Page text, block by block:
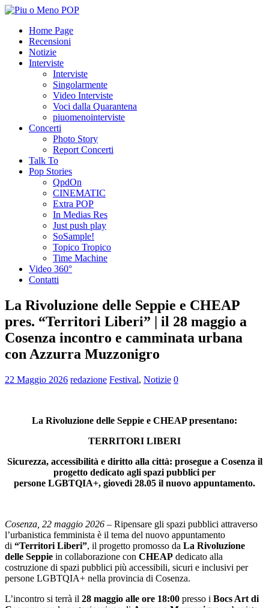
Home Page
Recensioni
Notizie
Interviste
Interviste
Singolarmente
Video Interviste
Voci dalla Quarantena
piuomenointerviste
Concerti
Photo Story
Report Concerti
Talk To
Pop Stories
QpdOn
CINEMATIC
Extra POP
In Medias Res
Just push play
SoSample!
Topico Tropico
Time Machine
Video 360°
Contatti
La Rivoluzione delle Seppie e CHEAP
pres. “Territori Liberi” | il 28 maggio a
Cosenza incontro e camminata urbana
con Azzurra Muzzonigro
22 Maggio 2026 redazione Festival, Notizie 0
La Rivoluzione delle Seppie e CHEAP presentano:
TERRITORI LIBERI
Sicurezza, accessibilità e diritto alla città: prosegue a Cosenza il
progetto dedicato agli spazi pubblici per
persone LGBTQIA+, giovedì 28.05 il nuovo appuntamento.
Cosenza, 22 maggio 2026 – Ripensare gli spazi pubblici attraverso
l’urbanistica femminista è il tema del nuovo appuntamento
di “Territori Liberi”, il progetto promosso da La Rivoluzione
delle Seppie in collaborazione con CHEAP dedicato alla
costruzione di spazi pubblici più accessibili, sicuri e inclusivi per
persone LGBTQIA+ nella provincia di Cosenza.
L’incontro si terrà il 28 maggio alle ore 18:00 presso i Bocs Art di